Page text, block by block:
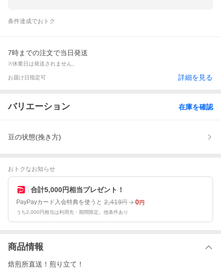
条件達成でおトク
7時までの注文で当日発送
※休業日は発送されません。
お届け日指定可 詳細を見る
バリエーション 在庫を確認
豆の状態(挽き方)
おトクなお知らせ
合計5,000円相当プレゼント！
PayPayカード入会特典を使うと 2,419円 0円
うち2,000円相当は利用先・期間限定。他条件あり
商品情報
焙煎所直送！煎り立て！